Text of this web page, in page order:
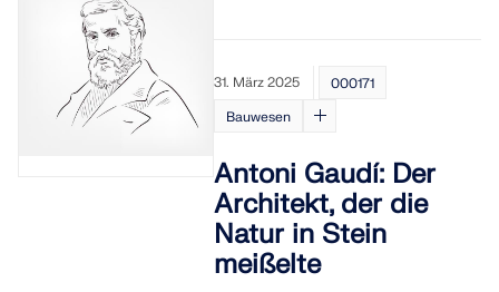
31. März 2025
000171
Bauwesen
Antoni Gaudí: Der
Architekt, der die
Natur in Stein
meißelte